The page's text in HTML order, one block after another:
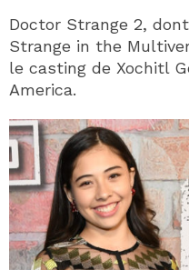
Doctor Strange 2,
Strange in the
le casting de Xochitl
America.